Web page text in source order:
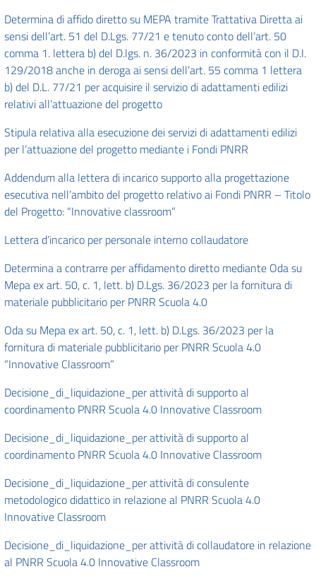
Determina di affido diretto su MEPA tramite Trattativa Diretta ai
sensi dell’art. 51 del D.Lgs. 77/21 e tenuto conto dell’art. 50
comma 1. lettera b) del D.lgs. n. 36/2023 in conformità con il D.I.
129/2018 anche in deroga ai sensi dell’art. 55 comma 1 lettera
b) del D.L. 77/21 per acquisire il servizio di adattamenti edilizi
relativi all’attuazione del progetto
Stipula relativa alla esecuzione dei servizi di adattamenti edilizi
per l’attuazione del progetto mediante i Fondi PNRR
Addendum alla lettera di incarico supporto alla progettazione
esecutiva nell’ambito del progetto relativo ai Fondi PNRR – Titolo
del Progetto: “Innovative classroom”
Lettera d’incarico per personale interno collaudatore
Determina a contrarre per affidamento diretto mediante Oda su
Mepa ex art. 50, c. 1, lett. b) D.Lgs. 36/2023 per la fornitura di
materiale pubblicitario per PNRR Scuola 4.0
Oda su Mepa ex art. 50, c. 1, lett. b) D.Lgs. 36/2023 per la
fornitura di materiale pubblicitario per PNRR Scuola 4.0
“Innovative Classroom”
Decisione_di_liquidazione_per attività di supporto al
coordinamento PNRR Scuola 4.0 Innovative Classroom
Decisione_di_liquidazione_per attività di supporto al
coordinamento PNRR Scuola 4.0 Innovative Classroom
Decisione_di_liquidazione_per attività di consulente
metodologico didattico in relazione al PNRR Scuola 4.0
Innovative Classroom
Decisione_di_liquidazione_per attività di collaudatore in relazione
al PNRR Scuola 4.0 Innovative Classroom